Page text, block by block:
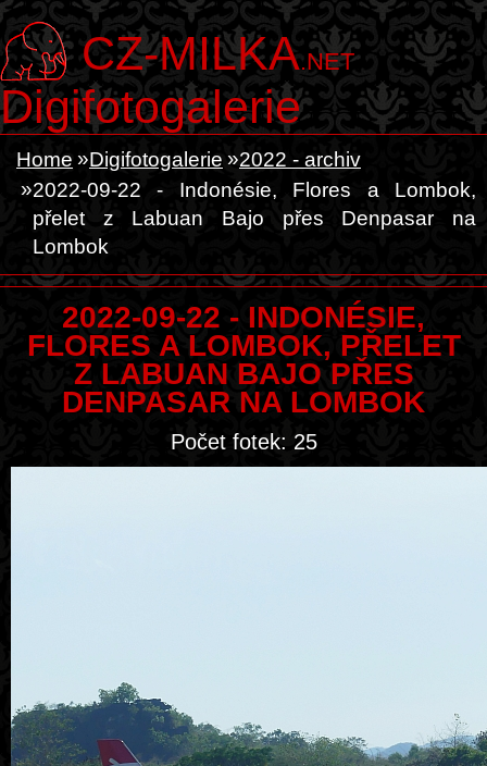
CZ-MILKA.NET
Digifotogalerie
Home Digifotogalerie
2022 - archiv
2022-09-22 - Indonésie, Flores a Lombok,
přelet z Labuan Bajo přes Denpasar na
Lombok
2022-09-22 - INDONÉSIE,
FLORES A LOMBOK, PŘELET
Z LABUAN BAJO PŘES
DENPASAR NA LOMBOK
Počet fotek: 25